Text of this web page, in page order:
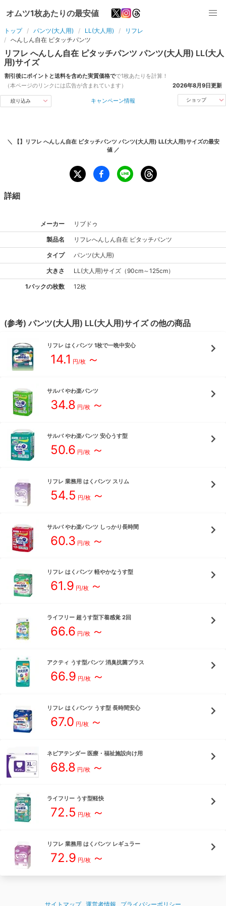
オムツ1枚あたりの最安値
トップ パンツ(大人用) LL(大人用)
リフレ
へんしん自在 ピタッチパンツ
リフレ へんしん自在 ピタッチパンツ パンツ(大人用) LL(大人
用)サイズ
割引後にポイントと送料を含めた実質価格でで1枚あたりを計算！
（本ページのリンクには広告が含まれています）
2026年8月9日更新
絞り込み キャンペーン情報 ショップ
＼ 【】リフレ へんしん自在 ピタッチパンツ パンツ(大人用) LL(大人用)サイズの最安
値 ／
詳細
メーカー リブドゥ
製品名 リフレへんしん自在 ピタッチパンツ
タイプ パンツ(大人用)
大きさ LL(大人用)サイズ （90cm～125cm）
1パックの枚数 12枚
(参考)パンツ(大人用) LL(大人用)サイズの他の商品
リフレ はくパンツ 1枚で一晩中安心
14.1 円/枚 ～
サルバ やわ楽パンツ
34.8 円/枚 ～
サルバ やわ楽パンツ 安心うす型
50.6 円/枚 ～
リフレ 業務用 はくパンツ スリム
54.5 円/枚 ～
サルバ やわ楽パンツ しっかり長時間
60.3 円/枚 ～
リフレ はくパンツ 軽やかなうす型
61.9 円/枚 ～
ライフリー 超うす型下着感覚 2回
66.6 円/枚 ～
アクティ うす型パンツ 消臭抗菌プラス
66.9 円/枚 ～
リフレ はくパンツ うす型 長時間安心
67.0 円/枚 ～
ネピアテンダー 医療・福祉施設向け用
68.8 円/枚 ～
ライフリー うす型軽快
72.5 円/枚 ～
リフレ 業務用 はくパンツ レギュラー
72.9 円/枚 ～
サイトマップ 運営者情報 プライバシーポリシー